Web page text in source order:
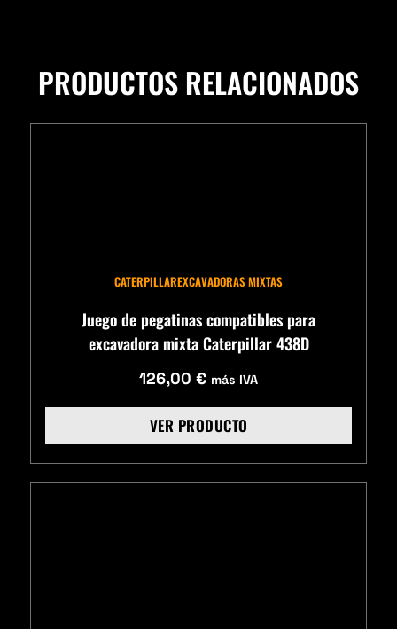
PRODUCTOS RELACIONADOS
CATERPILLAREXCAVADORAS MIXTAS
Juego de pegatinas compatibles para
excavadora mixta Caterpillar 438D
126,00 € más IVA
VER PRODUCTO